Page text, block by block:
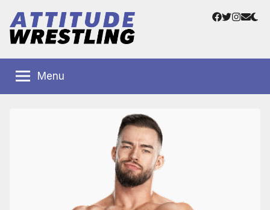
treści
Wrestling
Polska
Wrestlingu
Facebook
Twitter
Menu